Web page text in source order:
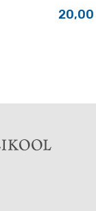
20,00